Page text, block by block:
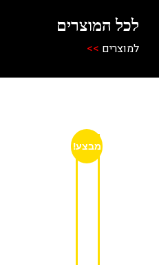
לכל המוצרים
למוצרים >>
מבצע!